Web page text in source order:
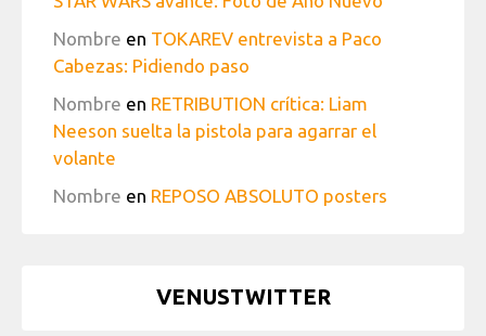
Nombre en TOKAREV entrevista a Paco
Cabezas: Pidiendo paso
Nombre en RETRIBUTION crítica: Liam
Neeson suelta la pistola para agarrar el
volante
Nombre en REPOSO ABSOLUTO posters
VENUSTWITTER